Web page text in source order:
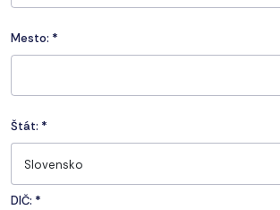
Mesto: *
Štát: *
Slovensko
DIČ: *